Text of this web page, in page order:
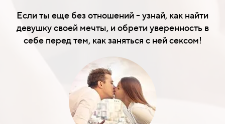
Если ты еще без отношений - узнай, как найти
девушку своей мечты, и обрети уверенность в
себе перед тем, как заняться с ней сексом!